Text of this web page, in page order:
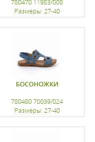
Размеры: 27-40
БОСОНОЖКИ
780480 70039/024
Размеры: 27-40